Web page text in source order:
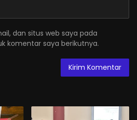
dan situs web saya pada
komentar saya berikutnya.